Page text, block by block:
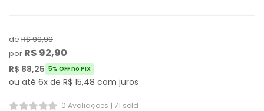
de R$99,90
por R$ 92,90
R$ 88,25 5% OFF no PIX
ou até 6x de R$ 15,48 com juros
0 Avaliações 71 sold